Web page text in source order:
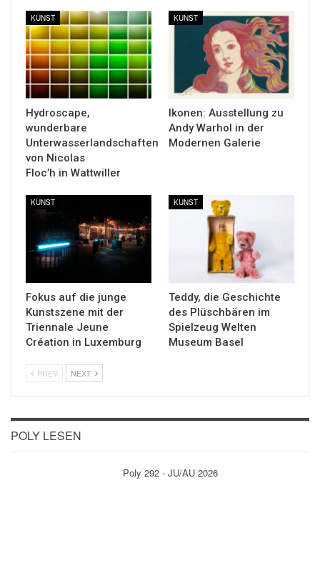
KUNST
Hydroscape,
wunderbare
Unterwasserlandschaften
von Nicolas
Floc’h in Wattwiller
KUNST
Ikonen: Ausstellung zu
Andy Warhol in der
Modernen Galerie
KUNST
Fokus auf die junge
Kunstszene mit der
Triennale Jeune
Création in Luxemburg
KUNST
Teddy, die Geschichte
des Plüschbären im
Spielzeug Welten
Museum Basel
PREV NEXT
POLY LESEN
Poly 292 - JU/AU 2026